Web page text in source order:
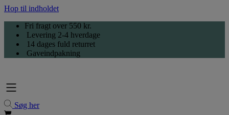
Hop til indholdet
Fri fragt over 550 kr.
Levering 2-4 hverdage
14 dages fuld returret
Gaveindpakning
Søg her